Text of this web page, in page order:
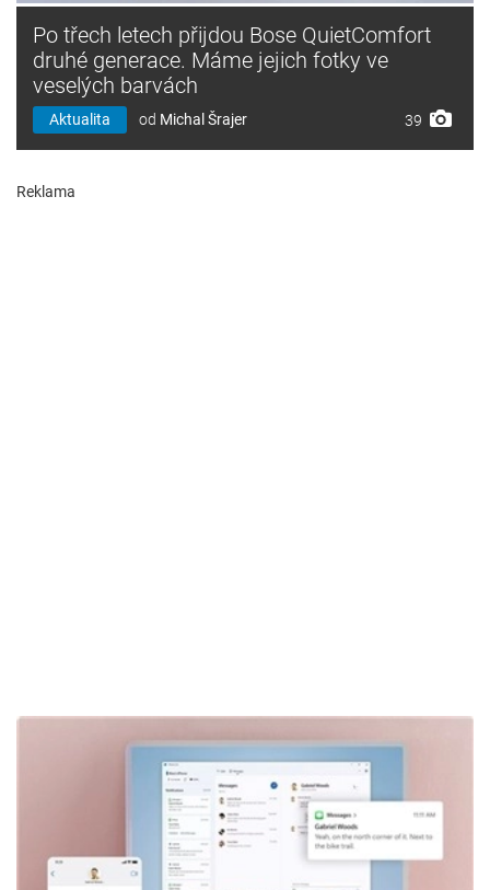
Po třech letech přijdou Bose QuietComfort
druhé generace. Máme jejich fotky ve
veselých barvách
Aktualita od Michal Šrajer 39
Reklama